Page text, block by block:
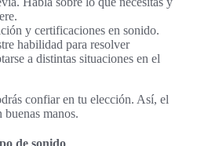
y certificaciones en sonido.
habilidad para resolver
a distintas situaciones en el
confiar en tu elección. Así, el
buenas manos.